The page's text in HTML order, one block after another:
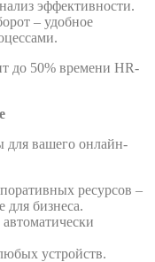
эффективности.
– удобное
до 50% времени HR-
для вашего онлайн-
ресурсов –
для бизнеса.
устройств.